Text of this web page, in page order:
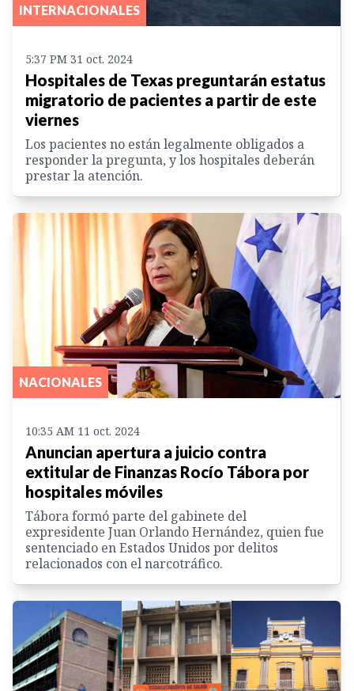
INTERNACIONALES
5:37 PM 31 oct. 2024
Hospitales de Texas preguntarán estatus
migratorio de pacientes a partir de este
viernes
Los pacientes no están legalmente obligados a
responder la pregunta, y los hospitales deberán
prestar la atención.
NACIONALES
10:35 AM 11 oct. 2024
Anuncian apertura a juicio contra
extitular de Finanzas Rocío Tábora por
hospitales móviles
Tábora formó parte del gabinete del
expresidente Juan Orlando Hernández, quien fue
sentenciado en Estados Unidos por delitos
relacionados con el narcotráfico.